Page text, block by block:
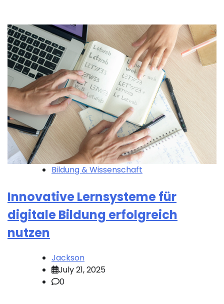
Bildung & Wissenschaft
Innovative Lernsysteme für
digitale Bildung erfolgreich
nutzen
Jackson
July 21, 2025
0